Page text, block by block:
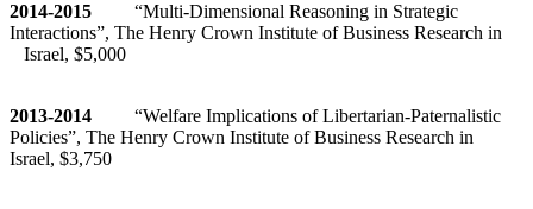
2014-2015 “Multi-Dimensional Reasoning in Strategic
Interactions”, The Henry Crown Institute of Business Research in
Israel, $5,000
2013-2014 “Welfare Implications of Libertarian-Paternalistic
Policies”, The Henry Crown Institute of Business Research in
Israel, $3,750